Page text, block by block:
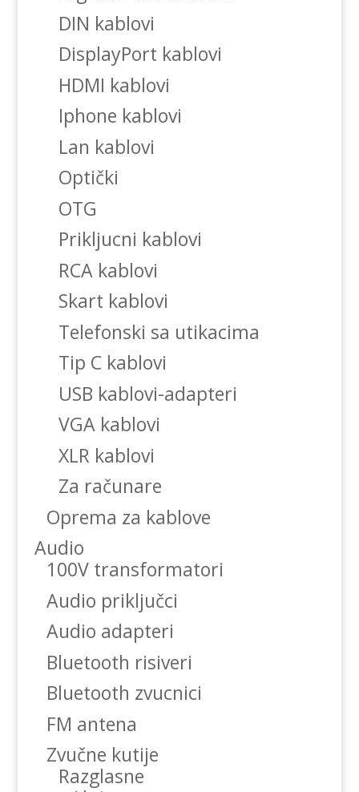
DIN kablovi
DisplayPort kablovi
HDMI kablovi
Iphone kablovi
Lan kablovi
Optički
OTG
Prikljucni kablovi
RCA kablovi
Skart kablovi
Telefonski sa utikacima
Tip C kablovi
USB kablovi-adapteri
VGA kablovi
XLR kablovi
Za računare
Oprema za kablove
Audio
100V transformatori
Audio priključci
Audio adapteri
Bluetooth risiveri
Bluetooth zvucnici
FM antena
Zvučne kutije
Razglasne